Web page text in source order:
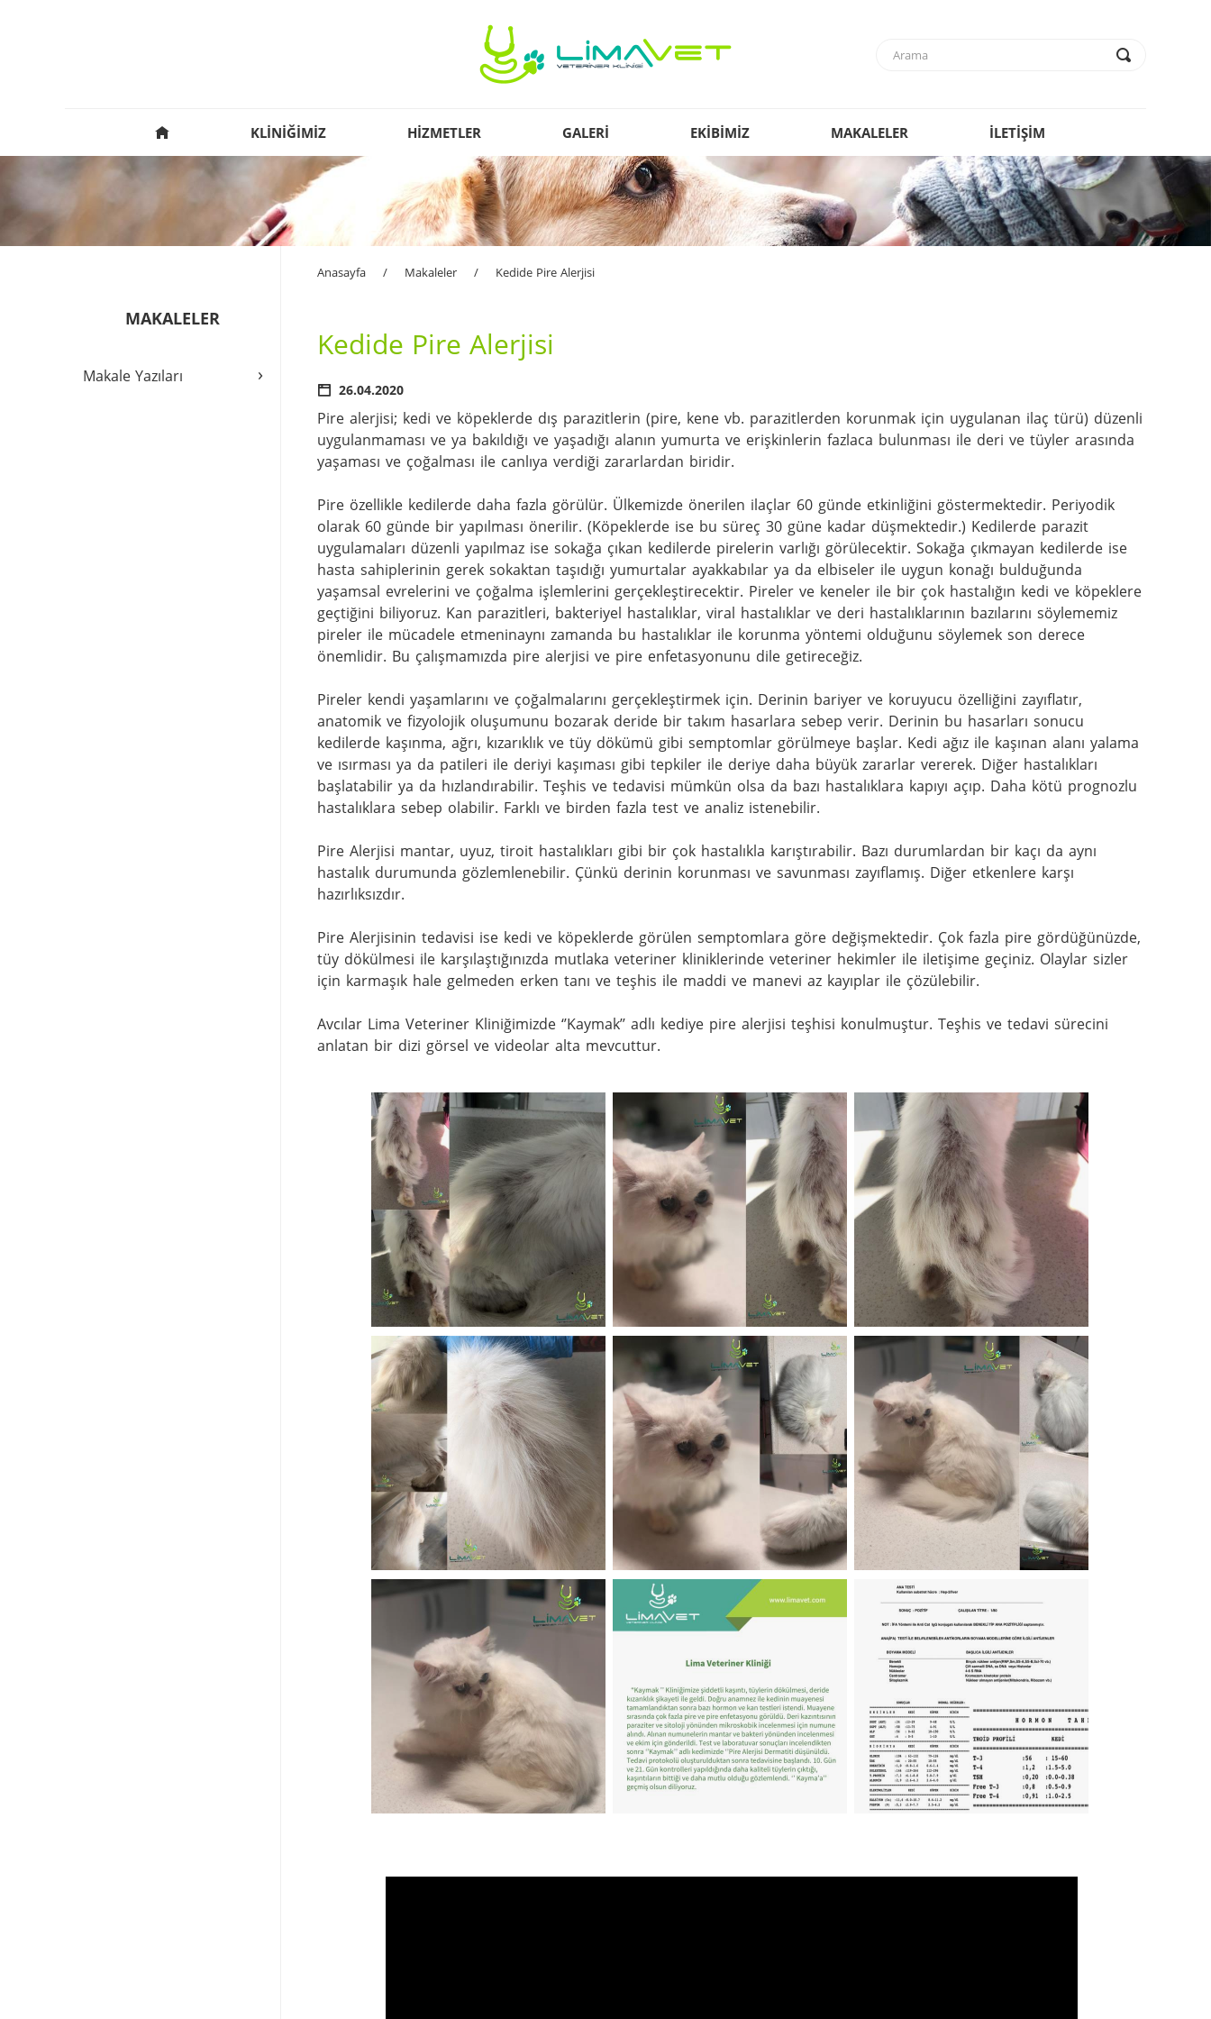
KLİNİĞİMİZ HİZMETLER GALERİ EKİBİMİZ MAKALELER İLETİŞİM
MAKALELER
›
Makale Yazıları
Anasayfa / Makaleler / Kedide Pire Alerjisi
Kedide Pire Alerjisi
26.04.2020
Pire alerjisi; kedi ve köpeklerde dış parazitlerin (pire, kene vb. parazitlerden korunmak için uygulanan ilaç türü) düzenli
uygulanmaması ve ya bakıldığı ve yaşadığı alanın yumurta ve erişkinlerin fazlaca bulunması ile deri ve tüyler arasında
yaşaması ve çoğalması ile canlıya verdiği zararlardan biridir.
Pire özellikle kedilerde daha fazla görülür. Ülkemizde önerilen ilaçlar 60 günde etkinliğini göstermektedir. Periyodik
olarak 60 günde bir yapılması önerilir. (Köpeklerde ise bu süreç 30 güne kadar düşmektedir.) Kedilerde parazit
uygulamaları düzenli yapılmaz ise sokağa çıkan kedilerde pirelerin varlığı görülecektir. Sokağa çıkmayan kedilerde ise
hasta sahiplerinin gerek sokaktan taşıdığı yumurtalar ayakkabılar ya da elbiseler ile uygun konağı bulduğunda
yaşamsal evrelerini ve çoğalma işlemlerini gerçekleştirecektir. Pireler ve keneler ile bir çok hastalığın kedi ve köpeklere
geçtiğini biliyoruz. Kan parazitleri, bakteriyel hastalıklar, viral hastalıklar ve deri hastalıklarının bazılarını söylememiz
pireler ile mücadele etmeninaynı zamanda bu hastalıklar ile korunma yöntemi olduğunu söylemek son derece
önemlidir. Bu çalışmamızda pire alerjisi ve pire enfetasyonunu dile getireceğiz.
Pireler kendi yaşamlarını ve çoğalmalarını gerçekleştirmek için. Derinin bariyer ve koruyucu özelliğini zayıflatır,
anatomik ve fizyolojik oluşumunu bozarak deride bir takım hasarlara sebep verir. Derinin bu hasarları sonucu
kedilerde kaşınma, ağrı, kızarıklık ve tüy dökümü gibi semptomlar görülmeye başlar. Kedi ağız ile kaşınan alanı yalama
ve ısırması ya da patileri ile deriyi kaşıması gibi tepkiler ile deriye daha büyük zararlar vererek. Diğer hastalıkları
başlatabilir ya da hızlandırabilir. Teşhis ve tedavisi mümkün olsa da bazı hastalıklara kapıyı açıp. Daha kötü prognozlu
hastalıklara sebep olabilir. Farklı ve birden fazla test ve analiz istenebilir.
Pire Alerjisi mantar, uyuz, tiroit hastalıkları gibi bir çok hastalıkla karıştırabilir. Bazı durumlardan bir kaçı da aynı
hastalık durumunda gözlemlenebilir. Çünkü derinin korunması ve savunması zayıflamış. Diğer etkenlere karşı
hazırlıksızdır.
Pire Alerjisinin tedavisi ise kedi ve köpeklerde görülen semptomlara göre değişmektedir. Çok fazla pire gördüğünüzde,
tüy dökülmesi ile karşılaştığınızda mutlaka veteriner kliniklerinde veteriner hekimler ile iletişime geçiniz. Olaylar sizler
için karmaşık hale gelmeden erken tanı ve teşhis ile maddi ve manevi az kayıplar ile çözülebilir.
Avcılar Lima Veteriner Kliniğimizde ‘’Kaymak’’ adlı kediye pire alerjisi teşhisi konulmuştur. Teşhis ve tedavi sürecini
anlatan bir dizi görsel ve videolar alta mevcuttur.